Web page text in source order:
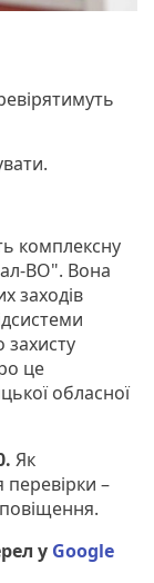
комплексну
ВО". Вона
заходів
захисту
це
обласної
Як
–
у Google